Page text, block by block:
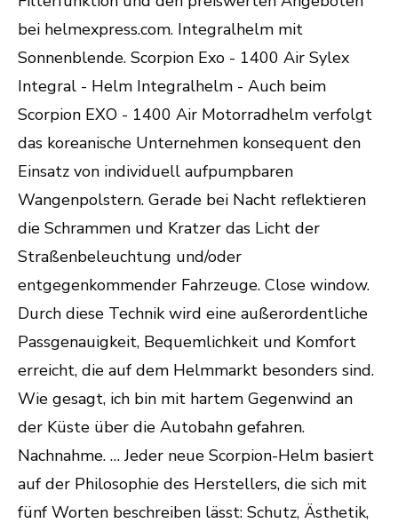
bei helmexpress.com. Integralhelm mit
Sonnenblende. Scorpion Exo - 1400 Air Sylex
Integral - Helm Integralhelm - Auch beim
Scorpion EXO - 1400 Air Motorradhelm verfolgt
das koreanische Unternehmen konsequent den
Einsatz von individuell aufpumpbaren
Wangenpolstern. Gerade bei Nacht reflektieren
die Schrammen und Kratzer das Licht der
Straßenbeleuchtung und/oder
entgegenkommender Fahrzeuge. Close window.
Durch diese Technik wird eine außerordentliche
Passgenauigkeit, Bequemlichkeit und Komfort
erreicht, die auf dem Helmmarkt besonders sind.
Wie gesagt, ich bin mit hartem Gegenwind an
der Küste über die Autobahn gefahren.
Nachnahme. … Jeder neue Scorpion-Helm basiert
auf der Philosophie des Herstellers, die sich mit
fünf Worten beschreiben lässt: Schutz, Ästhetik,